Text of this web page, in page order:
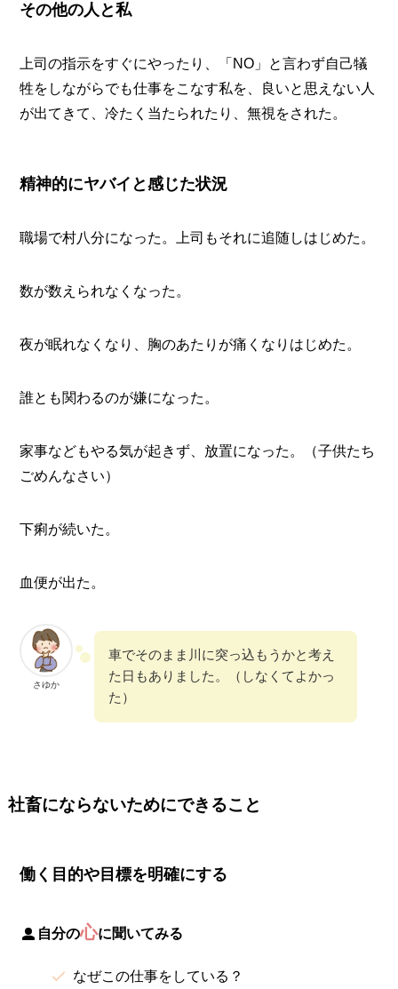
その他の人と私
上司の指示をすぐにやったり、「NO」と言わず自己犠
牲をしながらでも仕事をこなす私を、良いと思えない人
が出てきて、冷たく当たられたり、無視をされた。
精神的にヤバイと感じた状況
職場で村八分になった。上司もそれに追随しはじめた。
数が数えられなくなった。
夜が眠れなくなり、胸のあたりが痛くなりはじめた。
誰とも関わるのが嫌になった。
家事などもやる気が起きず、放置になった。（子供たち
ごめんなさい）
下痢が続いた。
血便が出た。
さゆか
車でそのまま川に突っ込もうかと考え
た日もありました。（しなくてよかっ
た）
社畜にならないためにできること
働く目的や目標を明確にする
自分の心に聞いてみる
なぜこの仕事をしている？